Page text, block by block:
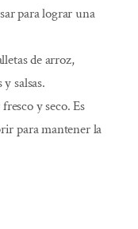
para lograr una
de arroz,
salsas.
y seco. Es
para mantener la